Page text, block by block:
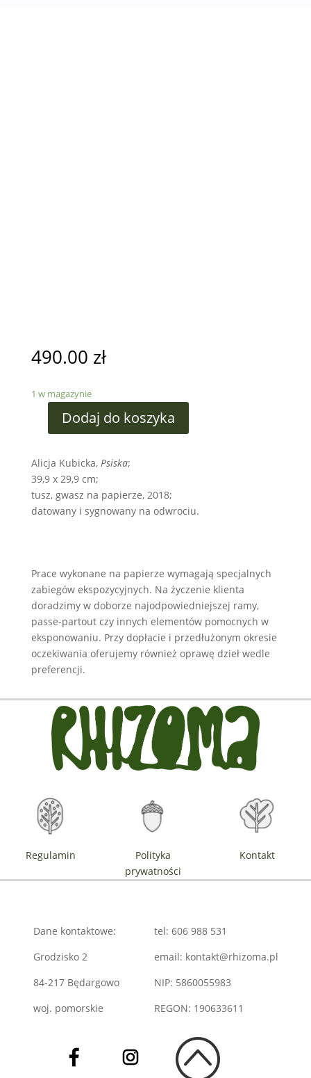
490.00 zł
1 w magazynie
Dodaj do koszyka
Alicja Kubicka, Psiska;
39,9 x 29,9 cm;
tusz, gwasz na papierze, 2018;
datowany i sygnowany na odwrociu.
Prace wykonane na papierze wymagają specjalnych
zabiegów ekspozycyjnych. Na życzenie klienta
doradzimy w doborze najodpowiedniejszej ramy,
passe-partout czy innych elementów pomocnych w
eksponowaniu. Przy dopłacie i przedłużonym okresie
oczekiwania oferujemy również oprawę dzieł wedle
preferencji.
Regulamin
Polityka
prywatności
Kontakt
Dane kontaktowe:
Grodzisko 2
84-217 Będargowo
woj. pomorskie
tel: 606 988 531
email: kontakt@rhizoma.pl
NIP: 5860055983
REGON: 190633611